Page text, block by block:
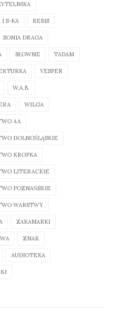
I S-KA REBIS
SONIA DRAGA
SŁOWNE TADAM
VESPER
W.A.B.
WILGA
AA
DOLNOŚLĄSKIE
KROPKA
LITERACKIE
POZNAŃSKIE
WARSTWY
ZAKAMARKI
ZNAK
AUDIOTEKA